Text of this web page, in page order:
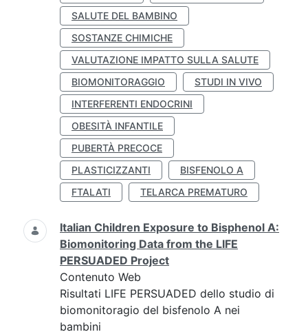
SALUTE DEL BAMBINO
SOSTANZE CHIMICHE
VALUTAZIONE IMPATTO SULLA SALUTE
BIOMONITORAGGIO
STUDI IN VIVO
INTERFERENTI ENDOCRINI
OBESITÀ INFANTILE
PUBERTÀ PRECOCE
PLASTICIZZANTI
BISFENOLO A
FTALATI
TELARCA PREMATURO
Italian Children Exposure to Bisphenol A:
Biomonitoring Data from the LIFE
PERSUADED Project
Contenuto Web
Risultati LIFE PERSUADED dello studio di
biomonitoragio del bisfenolo A nei
bambini